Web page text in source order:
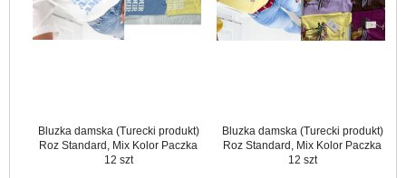
Bluzka damska (Turecki produkt)
Roz Standard, Mix Kolor Paczka
12 szt
Bluzka damska (Turecki produkt)
Roz Standard, Mix Kolor Paczka
12 szt